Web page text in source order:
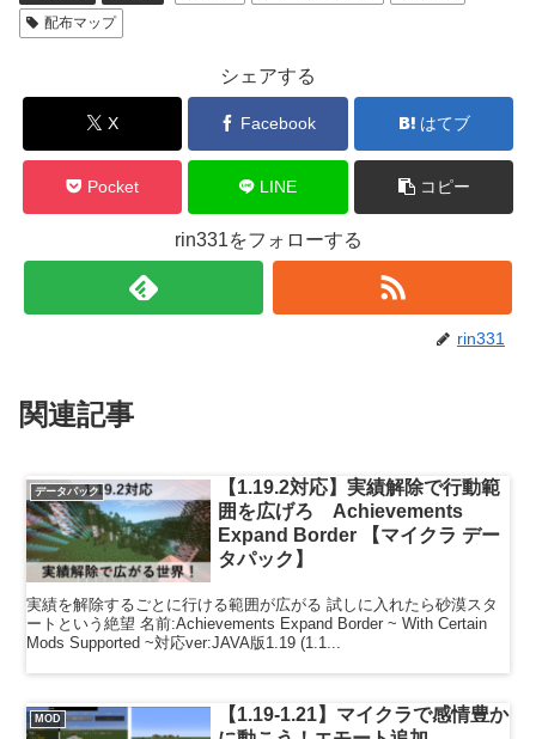
配布マップ
シェアする
X Facebook はてブ
Pocket LINE コピー
rin331をフォローする
rin331
関連記事
データパック
【1.19.2対応】実績解除で行動範
囲を広げろ Achievements
Expand Border 【マイクラ デー
タパック】
実績を解除するごとに行ける範囲が広がる 試しに入れたら砂漠スタ
ートという絶望 名前:Achievements Expand Border ~ With Certain
Mods Supported ~対応ver:JAVA版1.19 (1.1...
MOD
【1.19-1.21】マイクラで感情豊か